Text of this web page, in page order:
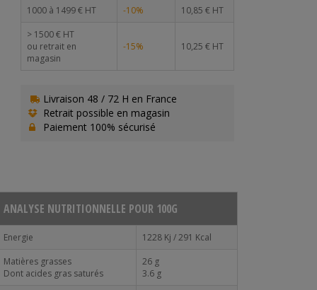
1000 à 1499 € HT
-10%
10,85 € HT
> 1500 € HT
ou retrait en
magasin
-15% 10,25 € HT
Livraison 48 / 72 H en France
Retrait possible en magasin
Paiement 100% sécurisé
ANALYSE NUTRITIONNELLE POUR 100G
Energie
1228 Kj / 291 Kcal
Matières grasses
Dont acides gras saturés
26 g
3.6 g